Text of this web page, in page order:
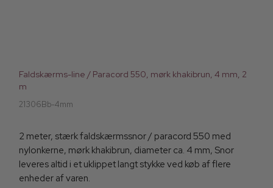
Faldskærms-line / Paracord 550, mørk khakibrun, 4 mm, 2
m
21306Bb-4mm
2 meter, stærk faldskærmssnor / paracord 550 med
nylonkerne, mørk khakibrun, diameter ca. 4 mm, Snor
leveres altid i et uklippet langt stykke ved køb af flere
enheder af varen.